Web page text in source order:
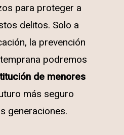
para proteger a
delitos. Solo a
la prevención
podremos
de menores
más seguro
generaciones.